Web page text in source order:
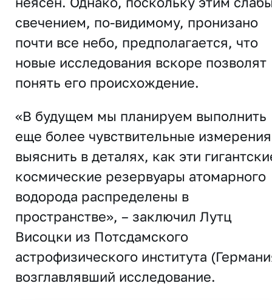
свечением, по-видимому, пронизано
почти все небо, предполагается, что
новые исследования вскоре позволят
понять его происхождение.
«В будущем мы планируем выполнить
еще более чувствительные
выяснить в деталях, как эти
космические резервуары атомарного
водорода распределены в
пространстве», – заключил Лутц
Висоцки из Потсдамского
астрофизического института
возглавлявший исследование.